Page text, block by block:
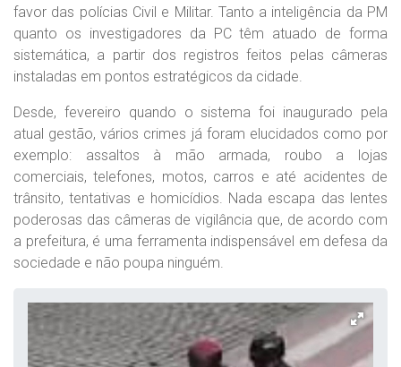
favor das polícias Civil e Militar. Tanto a inteligência da PM
quanto os investigadores da PC têm atuado de forma
sistemática, a partir dos registros feitos pelas câmeras
instaladas em pontos estratégicos da cidade.
Desde, fevereiro quando o sistema foi inaugurado pela
atual gestão, vários crimes já foram elucidados como por
exemplo: assaltos à mão armada, roubo a lojas
comerciais, telefones, motos, carros e até acidentes de
trânsito, tentativas e homicídios. Nada escapa das lentes
poderosas das câmeras de vigilância que, de acordo com
a prefeitura, é uma ferramenta indispensável em defesa da
sociedade e não poupa ninguém.